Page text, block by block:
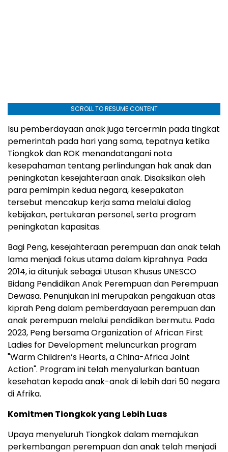
SCROLL TO RESUME CONTENT
Isu pemberdayaan anak juga tercermin pada tingkat
pemerintah pada hari yang sama, tepatnya ketika
Tiongkok dan ROK menandatangani nota
kesepahaman tentang perlindungan hak anak dan
peningkatan kesejahteraan anak. Disaksikan oleh
para pemimpin kedua negara, kesepakatan
tersebut mencakup kerja sama melalui dialog
kebijakan, pertukaran personel, serta program
peningkatan kapasitas.
Bagi Peng, kesejahteraan perempuan dan anak telah
lama menjadi fokus utama dalam kiprahnya. Pada
2014, ia ditunjuk sebagai Utusan Khusus UNESCO
Bidang Pendidikan Anak Perempuan dan Perempuan
Dewasa. Penunjukan ini merupakan pengakuan atas
kiprah Peng dalam pemberdayaan perempuan dan
anak perempuan melalui pendidikan bermutu. Pada
2023, Peng bersama Organization of African First
Ladies for Development meluncurkan program
"Warm Children’s Hearts, a China-Africa Joint
Action". Program ini telah menyalurkan bantuan
kesehatan kepada anak-anak di lebih dari 50 negara
di Afrika.
Komitmen Tiongkok yang Lebih Luas
Upaya menyeluruh Tiongkok dalam memajukan
perkembangan perempuan dan anak telah menjadi